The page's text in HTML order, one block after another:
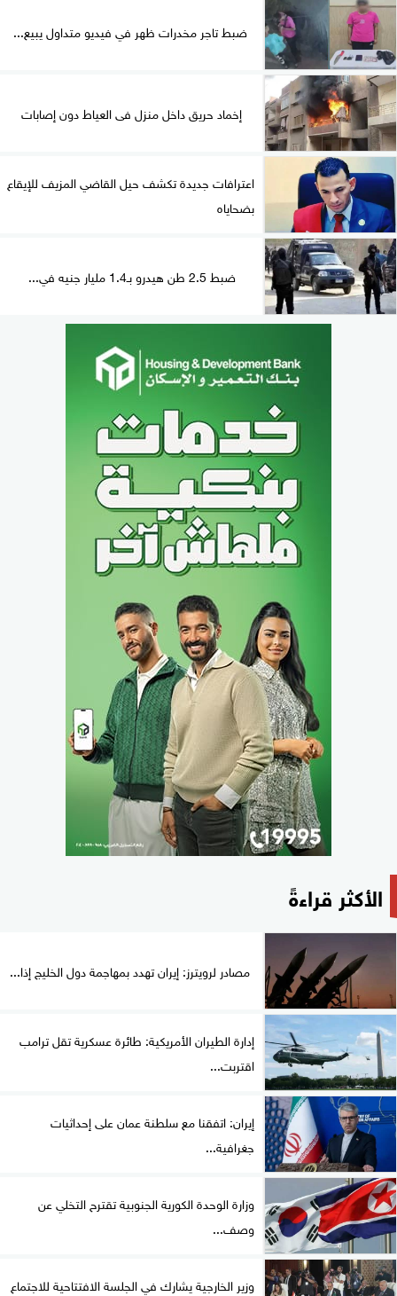
ضبط تاجر مخدرات ظهر في فيديو متداول يبيع...
إخماد حريق داخل منزل فى العياط دون إصابات
اعترافات جديدة تكشف حيل القاضي المزيف للإيقاع
بضحاياه
ضبط 2.5 طن هيدرو بـ1.4 مليار جنيه في...
الأكثر قراءةً
مصادر لرويترز: إيران تهدد بمهاجمة دول الخليج إذا...
إدارة الطيران الأمريكية: طائرة عسكرية تقل ترامب
اقتربت...
إيران: اتفقنا مع سلطنة عمان على إحداثيات
جغرافية...
وزارة الوحدة الكورية الجنوبية تقترح التخلي عن
وصف...
وزير الخارجية يشارك في الجلسة الافتتاحية للاجتماع